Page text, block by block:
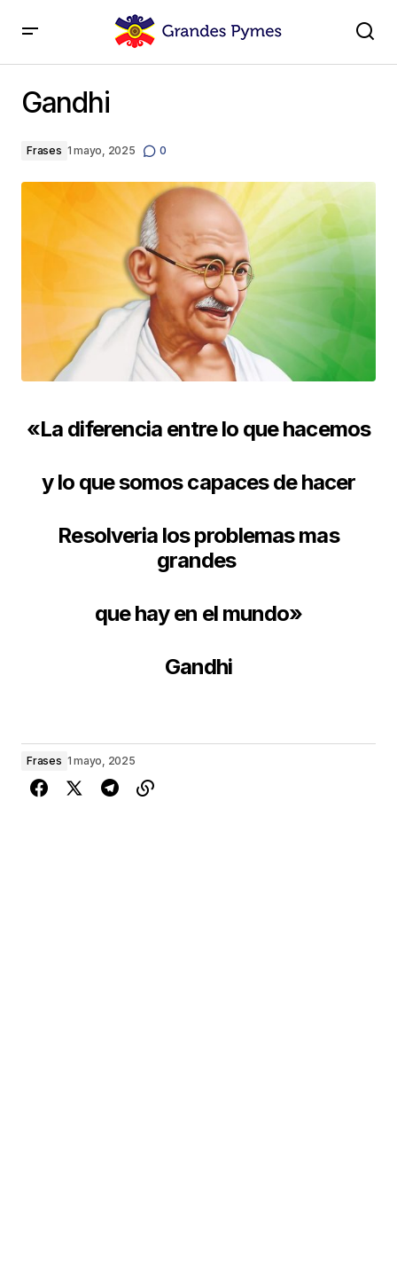
Gandhi
Frases 1 mayo, 2025 0
«La diferencia entre lo que hacemos
y lo que somos capaces de hacer
Resolveria los problemas mas
grandes
que hay en el mundo»
Gandhi
Frases 1 mayo, 2025